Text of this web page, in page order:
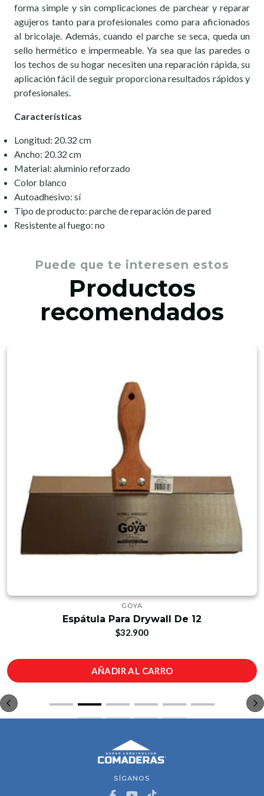
forma simple y sin complicaciones de parchear y reparar
agujeros tanto para profesionales como para aficionados
al bricolaje. Además, cuando el parche se seca, queda un
sello hermético e impermeable. Ya sea que las paredes o
los techos de su hogar necesiten una reparación rápida, su
aplicación fácil de seguir proporciona resultados rápidos y
profesionales.
Características
Longitud: 20.32 cm
Ancho: 20.32 cm
Material: aluminio reforzado
Color blanco
Autoadhesivo: sí
Tipo de producto: parche de reparación de pared
Resistente al fuego: no
Puede que te interesen estos
Productos
recomendados
GOYA
Espátula Para Drywall De 12
$32.900
AÑADIR AL CARRO
SÍGANOS